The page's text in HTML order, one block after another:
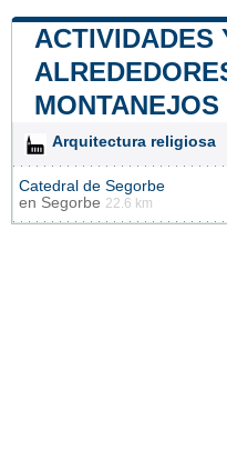
ACTIVIDADES
MONTANEJOS
Arquitectura religiosa
Catedral de Segorbe
en Segorbe 22.6 km